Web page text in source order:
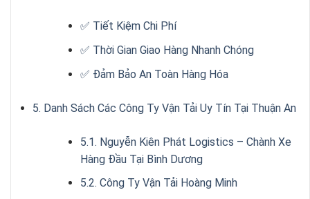
✅ Tiết Kiệm Chi Phí
✅ Thời Gian Giao Hàng Nhanh Chóng
✅ Đảm Bảo An Toàn Hàng Hóa
5. Danh Sách Các Công Ty Vận Tải Uy Tín Tại Thuận An
5.1. Nguyễn Kiên Phát Logistics – Chành Xe
Hàng Đầu Tại Bình Dương
5.2. Công Ty Vận Tải Hoàng Minh